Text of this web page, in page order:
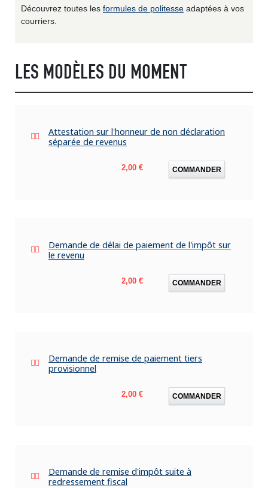
Découvrez toutes les formules de politesse adaptées à vos
courriers.
LES MODÈLES DU MOMENT
Attestation sur l'honneur de non déclaration
séparée de revenus
Prix
2,00 € COMMANDER
Demande de délai de paiement de l'impôt sur
le revenu
Prix
2,00 € COMMANDER
Demande de remise de paiement tiers
provisionnel
Prix
2,00 € COMMANDER
Demande de remise d'impôt suite à
redressement fiscal